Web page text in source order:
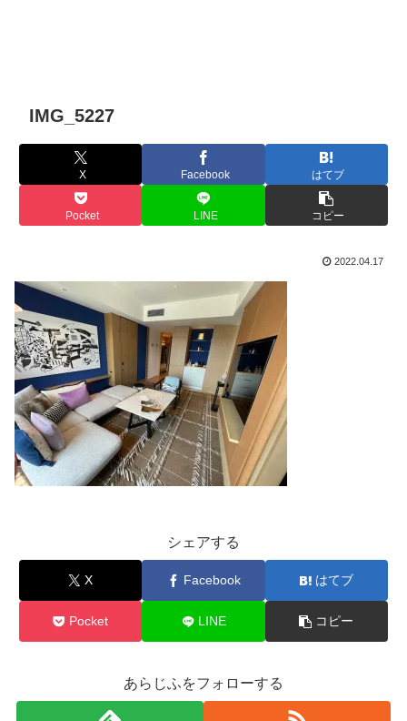
IMG_5227
X Facebook はてブ
Pocket LINE コピー
2022.04.17
シェアする
X Facebook はてブ
Pocket LINE コピー
あらじふをフォローする